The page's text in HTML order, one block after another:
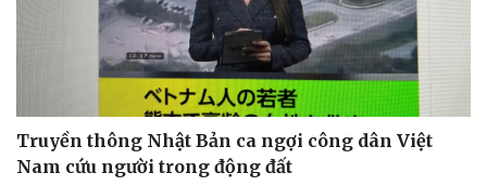
Thông tin doanh nghiệp
Doanh nghiệp 24h
Doanh nhân
Công nghệ
Sành điệu
Tin Công nghệ
Trải nghiệm
Truyền thông Nhật Bản ca ngợi công dân Việt
Nam cứu người trong động đất